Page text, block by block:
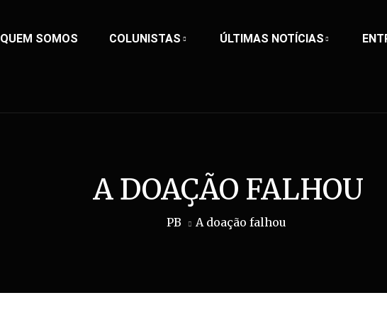
QUEM SOMOS COLUNISTAS ÚLTIMAS NOTÍCIAS
A DOAÇÃO FALHOU
PB A doação falhou